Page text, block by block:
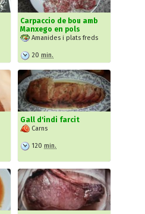
Carpaccio de bou amb
Manxego en pols
Amanides i plats freds
20 min.
Gall d'indi farcit
Carns
120 min.